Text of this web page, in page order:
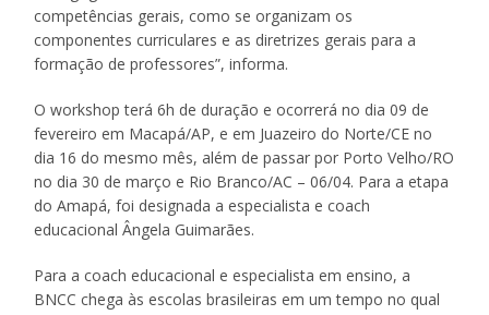
competências gerais, como se organizam os
componentes curriculares e as diretrizes gerais para a
formação de professores”, informa.
O workshop terá 6h de duração e ocorrerá no dia 09 de
fevereiro em Macapá/AP, e em Juazeiro do Norte/CE no
dia 16 do mesmo mês, além de passar por Porto Velho/RO
no dia 30 de março e Rio Branco/AC – 06/04. Para a etapa
do Amapá, foi designada a especialista e coach
educacional Ângela Guimarães.
Para a coach educacional e especialista em ensino, a
BNCC chega às escolas brasileiras em um tempo no qual